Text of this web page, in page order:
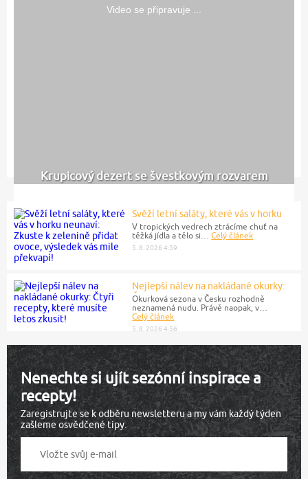
Video se připravuje ...
Krupicový dezert se švestkovým rozvarem
Svěží letní saláty, které vás v horku
neunaví: Zkuste k…
V tropických vedrech ztrácíme chuť na
těžká jídla a tělo si…Celý článek
5. 8. 2026 4:59
Nejlepší nálev na nakládané okurky:
Čtyři recepty, které musíte…
Okurková sezona v Česku rozhodně
neznamená nudu. Právě naopak, v…
Celý článek
5. 8. 2026 4:56
Nenechte si ujít sezónní inspirace a
recepty!
Zaregistrujte se k odběru newsletteru a my vám každý týden
zašleme osvědčené tipy.